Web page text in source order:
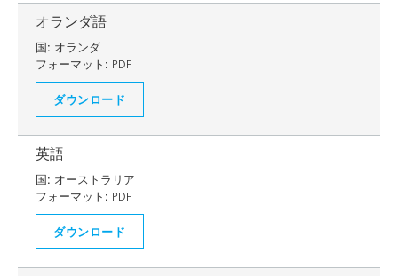
オランダ語
国: オランダ
フォーマット: PDF
ダウンロード
英語
国: オーストラリア
フォーマット: PDF
ダウンロード